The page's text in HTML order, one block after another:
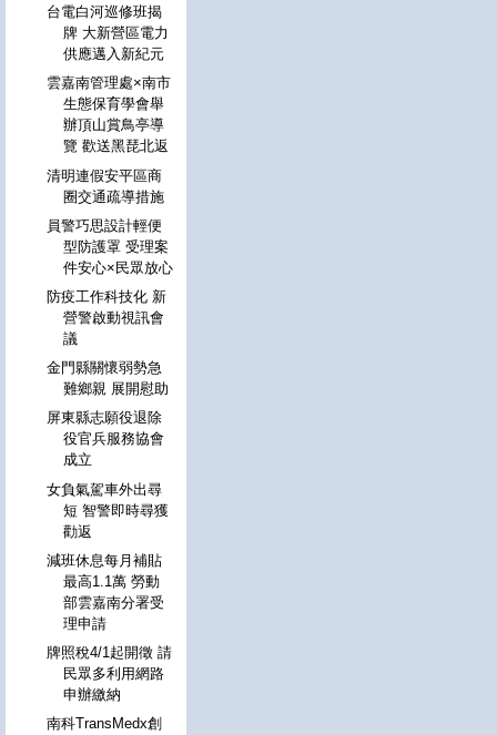
台電白河巡修班揭
牌 大新營區電力
供應邁入新紀元
雲嘉南管理處×南市
生態保育學會舉
辦頂山賞鳥亭導
覽 歡送黑琵北返
清明連假安平區商
圈交通疏導措施
員警巧思設計輕便
型防護罩 受理案
件安心×民眾放心
防疫工作科技化 新
營警啟動視訊會
議
金門縣關懷弱勢急
難鄉親 展開慰助
屏東縣志願役退除
役官兵服務協會
成立
女負氣駕車外出尋
短 智警即時尋獲
勸返
減班休息每月補貼
最高1.1萬 勞動
部雲嘉南分署受
理申請
牌照稅4/1起開徵 請
民眾多利用網路
申辦繳納
南科TransMedx創